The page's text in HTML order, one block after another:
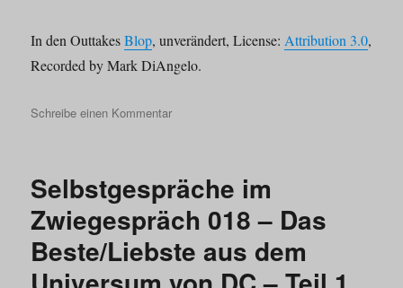
In den OuttakesBlop, unverändert, License: Attribution 3.0,
Recorded by Mark DiAngelo.
Schreibe einen Kommentarzu
018
Das
Beste/Liebste
aus
dem
Selbstgespräche im
Zwiegespräch 018 – Das
Beste/Liebste aus dem